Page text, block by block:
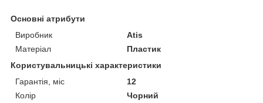
Основні атрибути
Виробник
Atis
Матеріал
Пластик
Користувальницькі характеристики
Гарантія, міс
12
Колір
Чорний